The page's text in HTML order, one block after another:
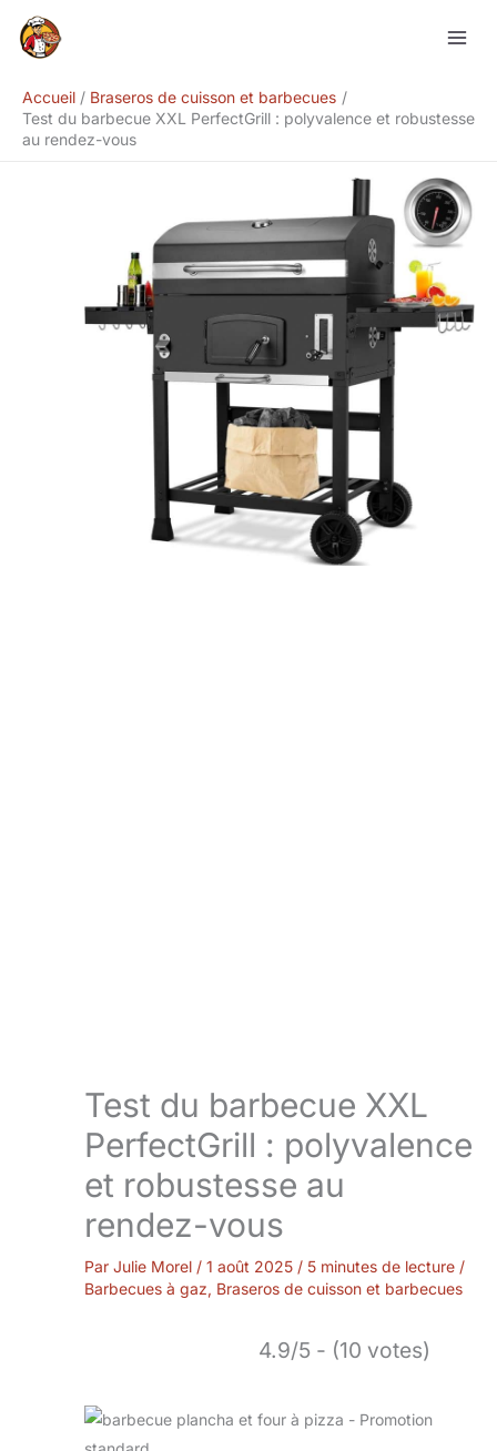
Accueil
Braseros de cuisson et barbecues
Test du barbecue XXL PerfectGrill : polyvalence et robustesse
au rendez-vous
Test du barbecue XXL
PerfectGrill : polyvalence
et robustesse au
rendez-vous
Par Julie Morel / 1 août 2025 / 5 minutes de lecture /
Barbecues à gaz, Braseros de cuisson et barbecues
4.9/5 - (10 votes)
Rechercher